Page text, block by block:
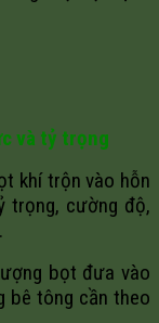
và tỷ trọng
khí trộn vào hỗn
trọng, cường độ,
bọt đưa vào
bê tông cần theo